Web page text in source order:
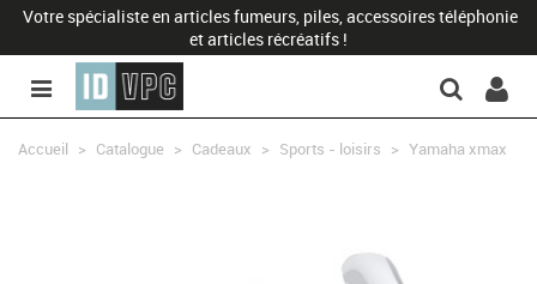
Votre spécialiste en articles fumeurs, piles, accessoires téléphonie
et articles récréatifs !
Accueil > Catalogue > Cadeaux > Sports - loisirs > Yamaha xmax